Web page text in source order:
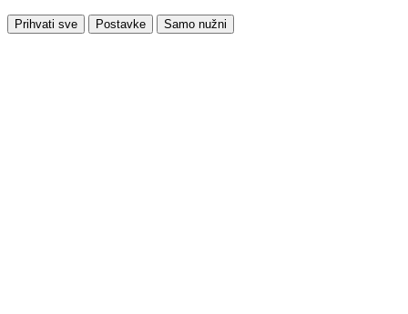
Prihvati sve Postavke Samo nužni